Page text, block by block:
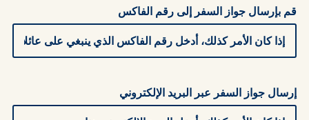
قم بإرسال جواز السفر إلى رقم الفاكس
إرسال جواز السفر عبر البريد الإلكتروني